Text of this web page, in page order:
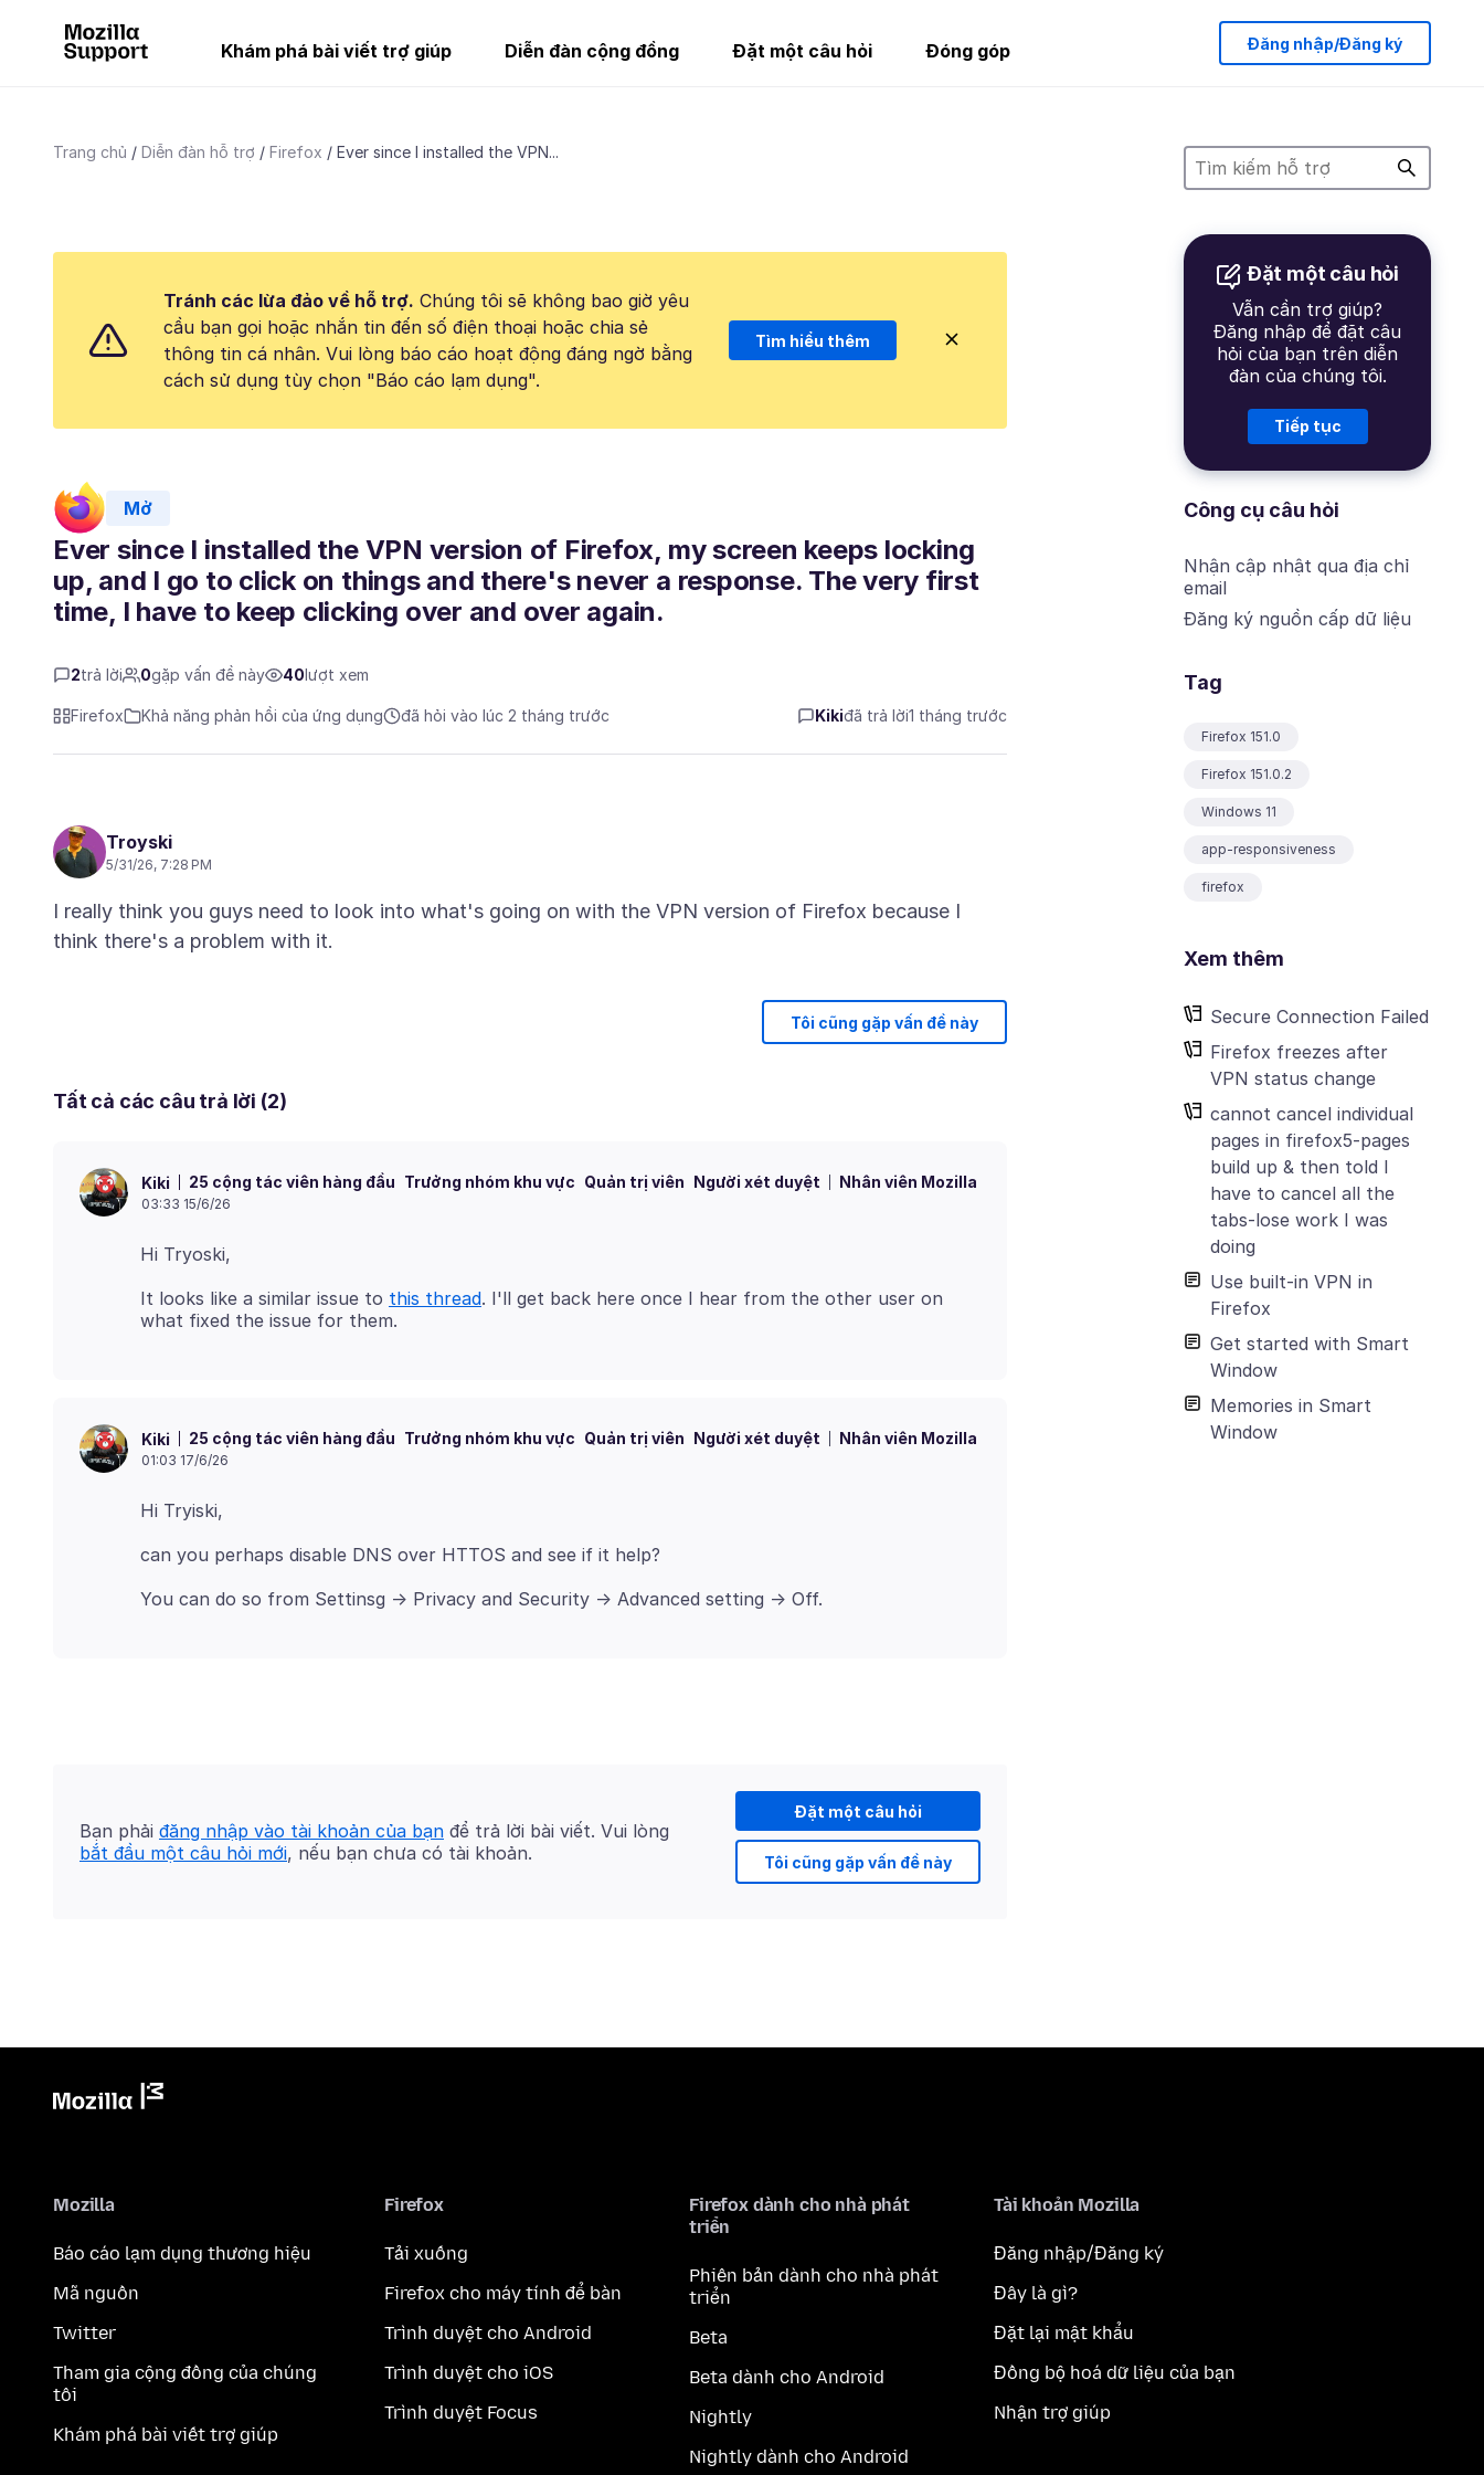
Khám phá bài viết trợ giúp Diễn đàn cộng đồng Đặt một câu hỏi Đóng góp Đăng nhập/Đăng ký
Trang chủ Diễn đàn hỗ trợ Firefox Ever since I installed the VPN...
Đặt một câu hỏi
Vẫn cần trợ giúp?
Đăng nhập để đặt câu
hỏi của bạn trên diễn
đàn của chúng tôi.
Tiếp tục
Công cụ câu hỏi
Nhận cập nhật qua địa chỉ
email
Đăng ký nguồn cấp dữ liệu
Tag
Firefox 151.0
Firefox 151.0.2
Windows 11
app-responsiveness
firefox
Xem thêm
Secure Connection Failed
Firefox freezes after
VPN status change
cannot cancel individual
pages in firefox5-pages
build up & then told I
have to cancel all the
tabs-lose work I was
doing
Use built-in VPN in
Firefox
Get started with Smart
Window
Memories in Smart
Window
Tránh các lừa đảo về hỗ trợ. Chúng tôi sẽ không bao giờ yêu
cầu bạn gọi hoặc nhắn tin đến số điện thoại hoặc chia sẻ
thông tin cá nhân. Vui lòng báo cáo hoạt động đáng ngờ bằng
cách sử dụng tùy chọn "Báo cáo lạm dụng".
Tìm hiểu thêm
Mở
Ever since I installed the VPN version of Firefox, my screen keeps locking
up, and I go to click on things and there's never a response. The very first
time, I have to keep clicking over and over again.
2trả lời 0gặp vấn đề này 40 lượt xem
Firefox Khả năng phản hồi của ứng dụng đã hỏi vào lúc 2 tháng trước Kikiđã trả lời1 tháng trước
Troyski
5/31/26, 7:28 PM
I really think you guys need to look into what's going on with the VPN version of Firefox because I
Tôi cũng gặp vấn đề này
Tất cả các câu trả lời (2)
Kiki 25 cộng tác viên hàng đầu Trưởng nhóm khu vực Quản trị viên Người xét duyệt Nhân viên Mozilla
03:33 15/6/26
It looks like a similar issue to this thread. I'll get back here once I hear from the other user on
Kiki 25 cộng tác viên hàng đầu Trưởng nhóm khu vực Quản trị viên Người xét duyệt Nhân viên Mozilla
01:03 17/6/26
Đặt một câu hỏi
Tôi cũng gặp vấn đề này
Bạn phải đăng nhập vào tài khoản của bạn để trả lời bài viết. Vui lòng
bắt đầu một câu hỏi mới, nếu bạn chưa có tài khoản.
Mozilla
Báo cáo lạm dụng thương hiệu
Mã nguồn
Twitter
Tham gia cộng đồng của chúng
tôi
Khám phá bài viết trợ giúp
Firefox
Tải xuống
Firefox cho máy tính để bàn
Trình duyệt cho Android
Trình duyệt cho iOS
Trình duyệt Focus
Firefox dành cho nhà phát
triển
Phiên bản dành cho nhà phát
triển
Beta
Beta dành cho Android
Nightly
Nightly dành cho Android
Tài khoản Mozilla
Đăng nhập/Đăng ký
Đây là gì?
Đặt lại mật khẩu
Đồng bộ hoá dữ liệu của bạn
Nhận trợ giúp